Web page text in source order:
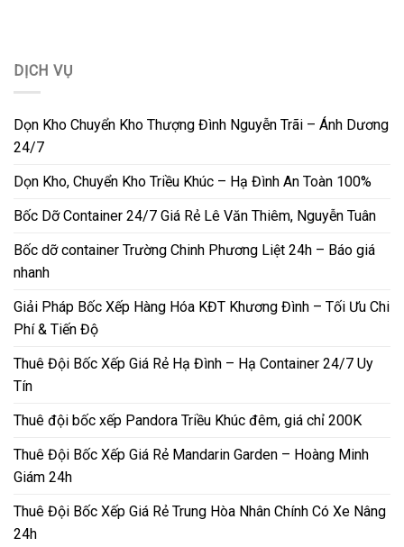
DỊCH VỤ
Dọn Kho Chuyển Kho Thượng Đình Nguyễn Trãi – Ánh Dương
24/7
Dọn Kho, Chuyển Kho Triều Khúc – Hạ Đình An Toàn 100%
Bốc Dỡ Container 24/7 Giá Rẻ Lê Văn Thiêm, Nguyễn Tuân
Bốc dỡ container Trường Chinh Phương Liệt 24h – Báo giá
nhanh
Giải Pháp Bốc Xếp Hàng Hóa KĐT Khương Đình – Tối Ưu Chi
Phí & Tiến Độ
Thuê Đội Bốc Xếp Giá Rẻ Hạ Đình – Hạ Container 24/7 Uy
Tín
Thuê đội bốc xếp Pandora Triều Khúc đêm, giá chỉ 200K
Thuê Đội Bốc Xếp Giá Rẻ Mandarin Garden – Hoàng Minh
Giám 24h
Thuê Đội Bốc Xếp Giá Rẻ Trung Hòa Nhân Chính Có Xe Nâng
24h